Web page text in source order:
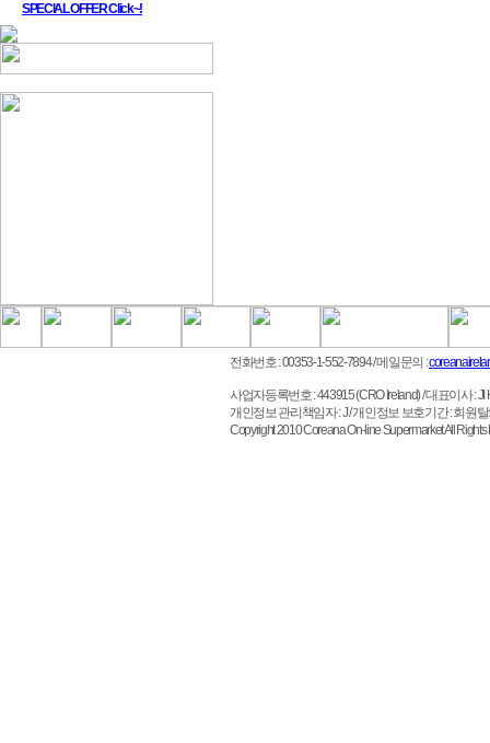
SPECIAL OFFER Click~!
전화번호 : 00353-1-552-7894/ 메일문의 :
사업자등록번호 : 443915 (CRO Ireland)/ 대표이사 : JI
개인정보 관리책임자 : J / 개인정보 보호기간 : 회원
Copyright 2010 Coreana On-line Supermarket All